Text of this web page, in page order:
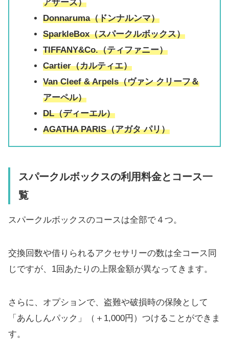
アザーズ）
Donnaruma（ドンナルンマ）
SparkleBox（スパークルボックス）
TIFFANY&Co.（ティファニー）
Cartier（カルティエ）
Van Cleef & Arpels（ヴァン クリーフ＆
アーペル）
DL（ディーエル）
AGATHA PARIS（アガタ パリ）
スパークルボックスの利用料金とコース一
覧
スパークルボックスのコースは全部で４つ。
交換回数や借りられるアクセサリーの数は全コース同
じですが、1回あたりの上限金額が異なってきます。
さらに、オプションで、盗難や破損時の保険として
「あんしんパック」（＋1,000円）つけることができま
す。